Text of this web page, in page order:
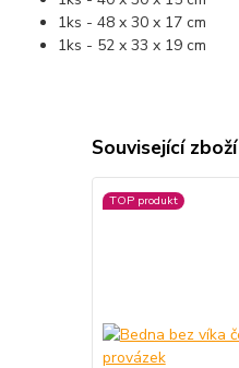
1ks - 48 x 30 x 17 cm
1ks - 52 x 33 x 19 cm
Související zboží
TOP produkt